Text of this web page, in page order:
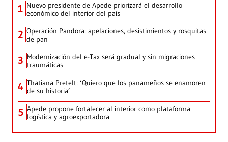
1 Nuevo presidente de Apede priorizará el desarrollo
económico del interior del país
2 Operación Pandora: apelaciones, desistimientos y rosquitas
de pan
3 Modernización del e-Tax será gradual y sin migraciones
traumáticas
4 Thatiana Pretelt: ‘Quiero que los panameños se enamoren
de su historia’
5 Apede propone fortalecer al interior como plataforma
logística y agroexportadora